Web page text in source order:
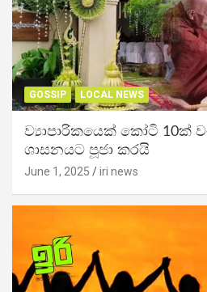
GOSSIP LOCAL NEWS
ව්‍යාපාරිකයෙක් කෝටි 10ක්
ශාසනයට පූජා කරයි
June 1, 2025 iri news